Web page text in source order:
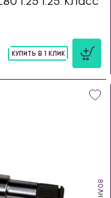
КУПИТЬ В 1 КЛИК
HV.08